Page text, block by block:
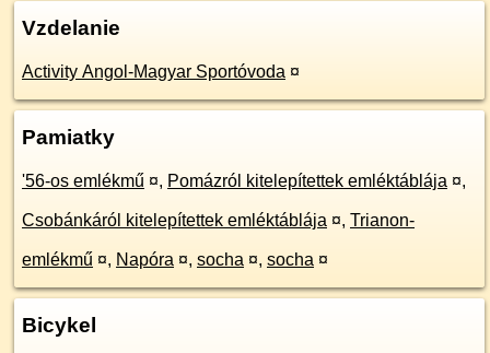
Vzdelanie
Activity Angol-Magyar Sportóvoda ¤
Pamiatky
'56-os emlékmű ¤, Pomázról kitelepítettek emléktáblája ¤,
Csobánkáról kitelepítettek emléktáblája ¤, Trianon-
emlékmű ¤, Napóra ¤, socha ¤, socha ¤
Bicykel